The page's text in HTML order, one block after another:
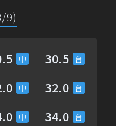
9)
30.5
32.0
34.0